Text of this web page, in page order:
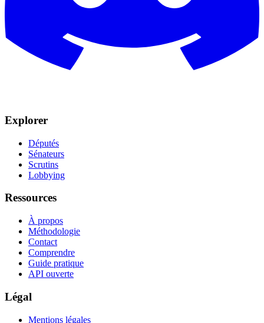
Explorer
Députés
Sénateurs
Scrutins
Lobbying
Ressources
À propos
Méthodologie
Contact
Comprendre
Guide pratique
API ouverte
Légal
Mentions légales